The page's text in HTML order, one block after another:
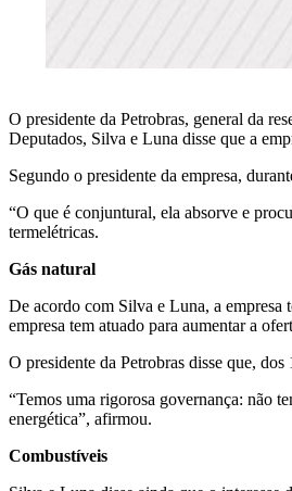
O presidente da Petrobras, general da
Deputados, Silva e Luna disse que a
Segundo o presidente da empresa,
“O que é conjuntural, ela absorve e
termelétricas.
Gás natural
De acordo com Silva e Luna, a empresa
empresa tem atuado para aumentar a
O presidente da Petrobras disse que,
“Temos uma rigorosa governança: não
energética”, afirmou.
Combustíveis